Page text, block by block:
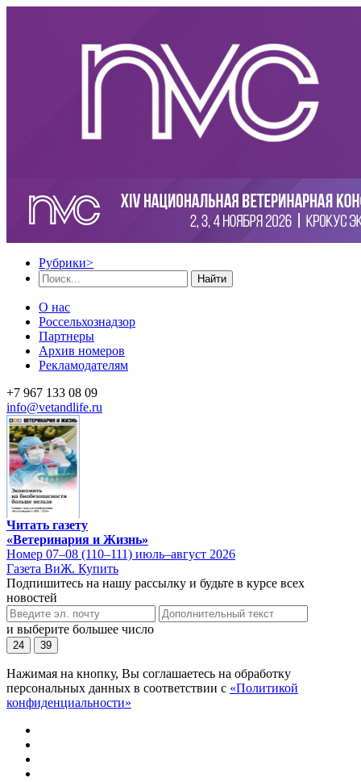
Рубрики>
Найти
О нас
Россельхознадзор
Партнеры
Архив номеров
Рекламодателям
+7 967 133 08 09
info@vetandlife.ru
Читать газету
«Ветеринария и Жизнь»
Номер 07–08 (110–111) июль–август 2026
Газета ВиЖ. Купить
Подпишитесь на нашу рассылку и будьте в курсе всех
новостей
и выберите большее число
24 39
Нажимая на кнопку, Вы соглашаетесь на обработку
персональных данных в соответствии с «Политикой
конфиденциальности»